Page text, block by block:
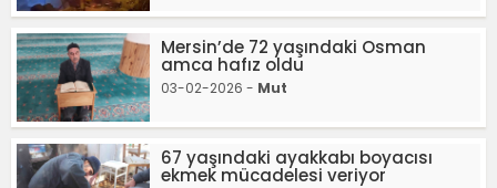
Mersin’de 72 yaşındaki Osman
amca hafız oldu
03-02-2026 - Mut
67 yaşındaki ayakkabı boyacısı
ekmek mücadelesi veriyor